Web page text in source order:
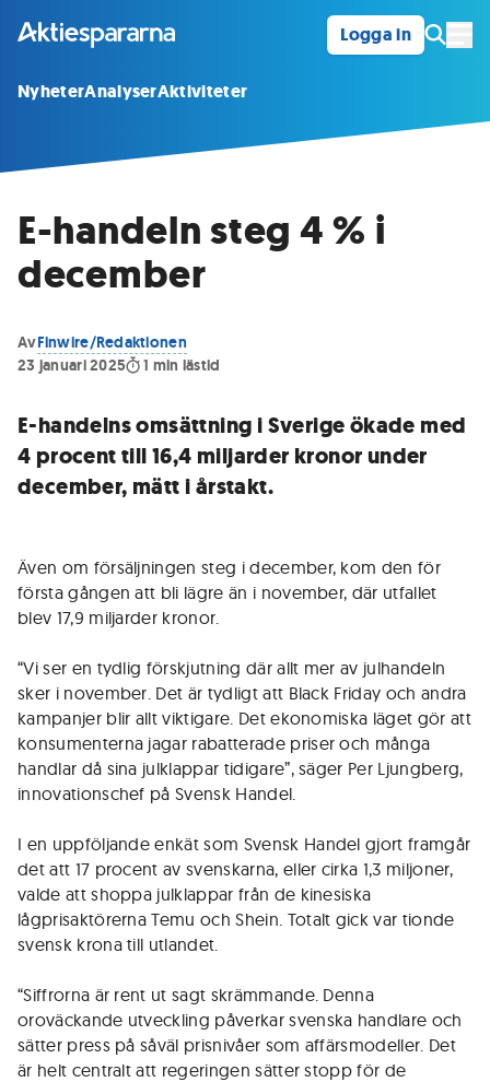
Logga in
NyheterAnalyserAktiviteter
E-handeln steg 4 % i
december
AvFinwire/Redaktionen
23 januari 2025
1 min lästid
E-handelns omsättning i Sverige ökade med
4 procent till 16,4 miljarder kronor under
december, mätt i årstakt.
Även om försäljningen steg i december, kom den för
första gången att bli lägre än i november, där utfallet
blev 17,9 miljarder kronor.
“Vi ser en tydlig förskjutning där allt mer av julhandeln
sker i november. Det är tydligt att Black Friday och andra
kampanjer blir allt viktigare. Det ekonomiska läget gör att
konsumenterna jagar rabatterade priser och många
handlar då sina julklappar tidigare”, säger Per Ljungberg,
innovationschef på Svensk Handel.
I en uppföljande enkät som Svensk Handel gjort framgår
det att 17 procent av svenskarna, eller cirka 1,3 miljoner,
valde att shoppa julklappar från de kinesiska
lågprisaktörerna Temu och Shein. Totalt gick var tionde
svensk krona till utlandet.
“Siffrorna är rent ut sagt skrämmande. Denna
oroväckande utveckling påverkar svenska handlare och
sätter press på såväl prisnivåer som affärsmodeller. Det
är helt centralt att regeringen sätter stopp för de